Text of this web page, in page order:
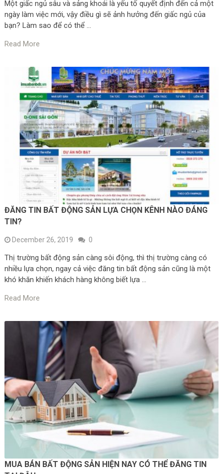
Một giấc ngủ sâu và sảng khoái là yếu tố quyết định đến cả một
ngày làm việc mới, vậy điều gì sẽ ảnh hưởng đến giấc ngủ của
bạn? Làm sao để có thể …
Read More
ĐĂNG TIN BẤT ĐỘNG SẢN LỰA CHỌN KÊNH NÀO ĐÁNG
TIN?
December 26, 2019 0
Thị trường bất động sản càng sôi động, thì thị trường càng có
nhiều lựa chọn, ngay cả việc đăng tin bất động sản cũng là một
khó khăn khiến khách hàng không biết lựa …
Read More
MUA BÁN BẤT ĐỘNG SẢN HIỆN NAY CÓ THỂ ĐĂNG TIN